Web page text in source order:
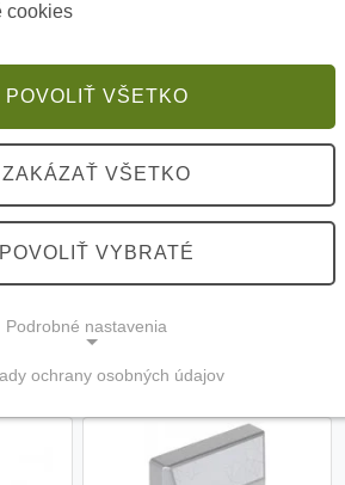
HIKVISION DS-KAB34X-S1
Ochranná strieška
23,20 €/ ks
Skladom
cookies
POVOLIŤ VŠETKO
ZAKÁZAŤ VŠETKO
POVOLIŤ VYBRATÉ
Podrobné nastavenia
potrebné na správne fungovanie
ochrany osobných údajov